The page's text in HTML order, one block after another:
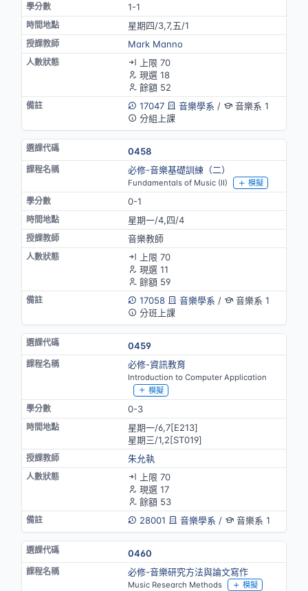
1-1
星期四/3,7,五/1
Mark Manno
上限 70
現選 18
餘額 52
17047
音樂學系 /
音樂系 1
分組上課
0458
必修-音樂基礎訓練（二）
Fundamentals of Music (II) 模擬
0-1
星期一/4,四/4
音樂教師
上限 70
現選 11
餘額 59
17058
音樂學系 /
音樂系 1
分班上課
0459
必修-資訊教育
Introduction to Computer Application
模擬
0-3
星期一/6,7[E213]
星期三/1,2[ST019]
朱允執
上限 70
現選 17
餘額 53
28001
音樂學系 / 音樂系 1
0460
必修-音樂研究方法與論文寫作
Music Research Methods 模擬